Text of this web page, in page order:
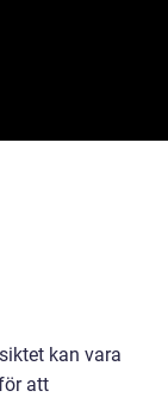
kan vara
att